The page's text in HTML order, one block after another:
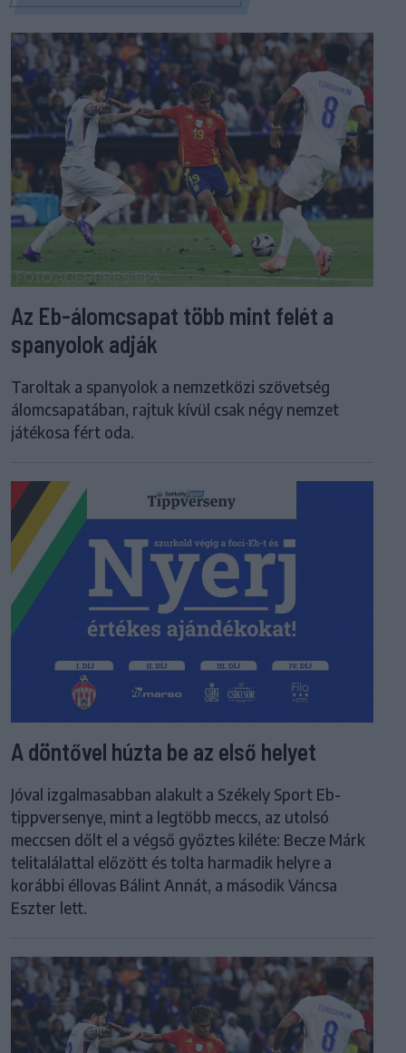
Az Eb-álomcsapat több mint felét a
spanyolok adják
Taroltak a spanyolok a nemzetközi szövetség
álomcsapatában, rajtuk kívül csak négy nemzet
játékosa fért oda.
A döntővel húzta be az első helyet
Jóval izgalmasabban alakult a Székely Sport Eb-
tippversenye, mint a legtöbb meccs, az utolsó
meccsen dőlt el a végső győztes kiléte: Becze Márk
telitalálattal előzött és tolta harmadik helyre a
korábbi éllovas Bálint Annát, a második Váncsa
Eszter lett.